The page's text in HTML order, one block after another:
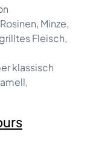
Minze,
Fleisch,
klassisch